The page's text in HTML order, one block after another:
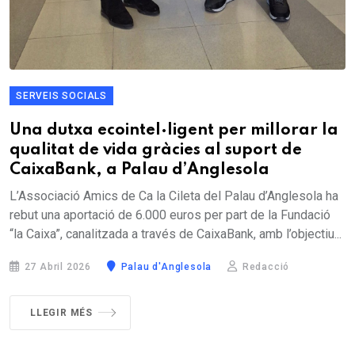
SERVEIS SOCIALS
Una dutxa ecointel·ligent per millorar la
qualitat de vida gràcies al suport de
CaixaBank, a Palau d’Anglesola
L’Associació Amics de Ca la Cileta del Palau d’Anglesola ha
rebut una aportació de 6.000 euros per part de la Fundació
“la Caixa”, canalitzada a través de CaixaBank, amb l’objectiu...
27 Abril 2026 Palau d'Anglesola Redacció
LLEGIR MÉS